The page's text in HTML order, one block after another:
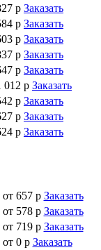
р Заказать
р Заказать
р Заказать
р Заказать
р Заказать
012 р Заказать
р Заказать
р Заказать
р Заказать
от 657 р Заказать
от 578 р Заказать
от 719 р Заказать
от 0 р Заказать